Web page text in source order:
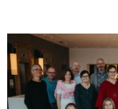
Survivorship
Information platform